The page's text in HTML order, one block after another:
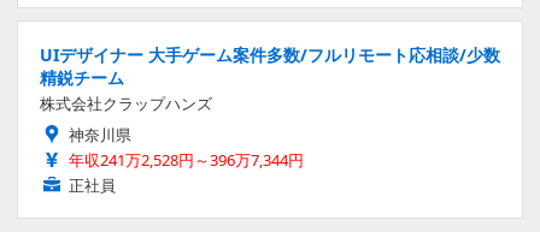
UIデザイナー 大手ゲーム案件多数/フルリモート応相談/少数
精鋭チーム
株式会社クラップハンズ
神奈川県
年収241万2,528円～396万7,344円
正社員